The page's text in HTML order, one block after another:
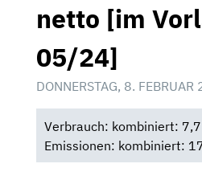
netto [im
05/24]
DONNERSTAG, 8.
Verbrauch: kombiniert:
Emissionen: kombiniert: